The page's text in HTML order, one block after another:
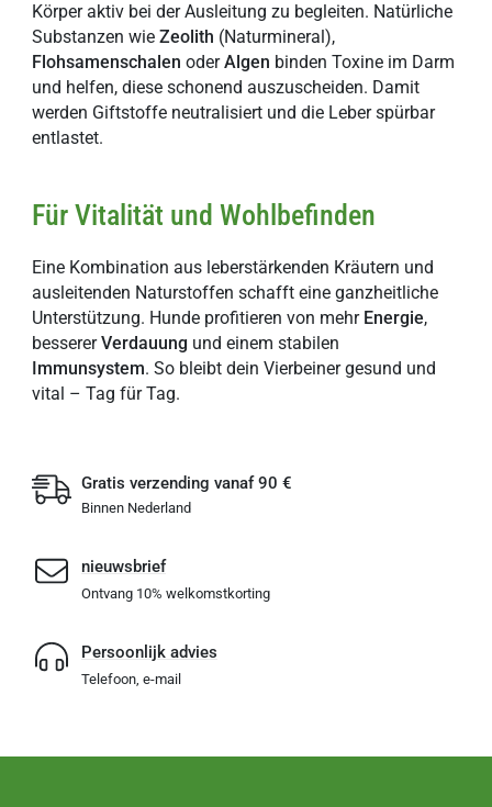
Körper aktiv bei der Ausleitung zu begleiten. Natürliche
Substanzen wieZeolith (Naturmineral),
FlohsamenschalenoderAlgen binden Toxine im Darm
und helfen, diese schonend auszuscheiden. Damit
werden Giftstoffe neutralisiert und die Leber spürbar
entlastet.
Für Vitalität und Wohlbefinden
Eine Kombination aus leberstärkenden Kräutern und
ausleitenden Naturstoffen schafft eine ganzheitliche
Unterstützung. Hunde profitieren von mehr Energie,
bessererVerdauung und einem stabilen
Immunsystem. So bleibt dein Vierbeiner gesund und
vital – Tag für Tag.
Gratis verzending vanaf 90 €
Binnen Nederland
nieuwsbrief
Ontvang 10% welkomstkorting
Persoonlijk advies
Telefoon, e-mail